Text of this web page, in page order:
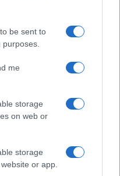
be sent to
me
storage
on web or
storage
or app.
για το δεύτερο
- 08:02
ευρώ: Ανοίγει πάλι η
- 09:32
ευρώ – δεύτερος